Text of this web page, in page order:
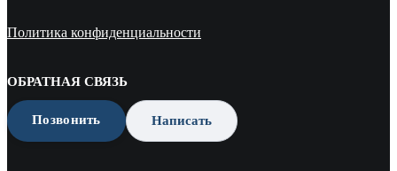
Политика конфиденциальности
ОБРАТНАЯ СВЯЗЬ
Позвонить Написать